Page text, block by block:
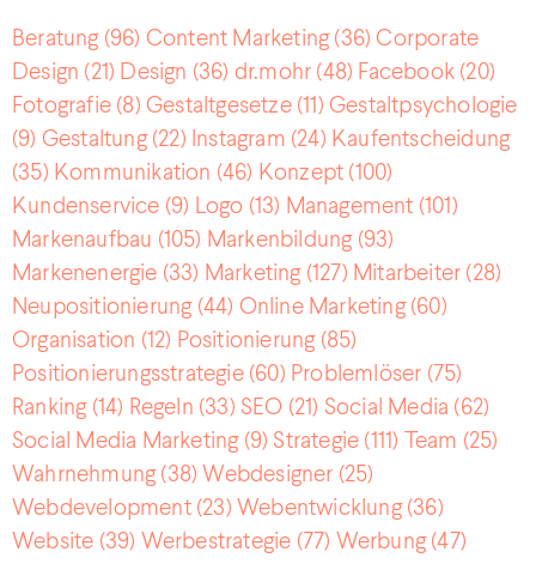
Beratung(96) Content Marketing(36) Corporate
Design (21) Design (36) dr.mohr (48) Facebook (20)
Fotografie (8) Gestaltgesetze(11) Gestaltpsychologie
(9) Gestaltung(22) Instagram (24) Kaufentscheidung
(35) Kommunikation (46) Konzept (100)
Kundenservice (9) Logo (13) Management (101)
Markenaufbau (105) Markenbildung(93)
Markenenergie (33) Marketing(127) Mitarbeiter (28)
Neupositionierung(44) Online Marketing(60)
Organisation (12) Positionierung(85)
Positionierungsstrategie(60) Problemlöser (75)
Ranking(14) Regeln (33) SEO (21) Social Media (62)
Social Media Marketing(9) Strategie (111) Team (25)
Wahrnehmung(38) Webdesigner (25)
Webdevelopment(23) Webentwicklung(36)
Website (39) Werbestrategie (77) Werbung(47)